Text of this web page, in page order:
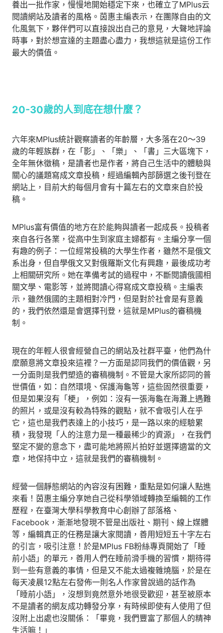
養出一批作家，慢慢地開始穩定下來，也確立了MPlus云
閱讀網站及讀者的風格。茵惠主編表示，在團隊自由的文
化風氣下，夥伴們可以直接說出自己的意見，大聲地評論
時事，對於想宣達的主題盡心盡力，我想這就是這份工作
最大的價值。
20-30歲的人到底在想什麼？
六年來MPlus統計觀察讀者的年齡層，大多落在20～39
歲的年輕族群，在「影」、「樂」、「書」三大區塊下，
全年無休徵稿，是讀者也是作者，將自己生活中的體驗與
關心的議題寫成文章投稿，經過編輯內部篩選之後刊登在
網站上，目前大約每個月會有十篇左右的文章來自於投
稿。
MPlus富有價值的地方在於能夠與讀者一起成長。投稿者
來自各行各業，從高中生到家庭主婦都有。主編分享一個
有趣的例子：一位經常投稿的大學生作者，雖然不是俄文
系出身，但自學俄文又對俄羅斯文化有興趣，最後成功考
上相關研究所。她在準備考試的過程中，不斷閱讀俄國相
關文學、電影等，並將閱讀心得寫成文章投稿。主編表
示，雖然俄國的主題相對冷門，但是對於社會是有意義
的，我們依然還是會選擇刊登，這就是MPlus的審稿機
制。
現在的年輕人很會經營自己的網站及社群平臺，他們為什
麼願意將文章投來這裡？一方面是認同我們的價值觀，另
一分面則是我們塑造的審稿機制。不管是大家所認同的普
世價值，如：自然環境、保護海龜等，這些固然很重要，
但是如果沒有「梗」，例如：沒有一張海龜在海灘上遇難
的照片，或是沒有較為特殊的觀點，就不會吸引人在乎
它，這也是我們表達上的小技巧，是一路以來的經驗累
積，我發現「人的注意力是一種最稀少的資源」，在我們
堅定不變的意念下，盡可能地將照片拍好並選擇適當的文
章，地保持中立，這就是我們的審稿機制。
經營一個靜態網站的內容沒有困難，重點是如何讓人點進
來看！茵惠主編分享她自己從科學領域轉換至編輯的工作
歷程，在臺灣大學科學教育中心創辦了部落格、
Facebook，漸漸地發現不管是出版社、期刊、線上媒體
等，編輯真正的任務是讓大家閱讀，善用短短五十字左右
的引言，吸引注意！於是MPlus FB粉絲專頁開始了「睡
前小語」的單元，善用人們在睡前滑手機的習慣，期待得
到一些有意義的事情，但是又不能太過複雜燒腦，於是在
每天凌晨12點左右發佈一則名人作家曾說過的話作為
「睡前小語」，沒想到竟然意外地很受歡迎，甚至被原本
不是讀者的網友成功轉發分享，有時候即使有人使用了但
沒附上出處也沒關係：「畢竟，我們豐富了那個人的精神
生活嘛！」